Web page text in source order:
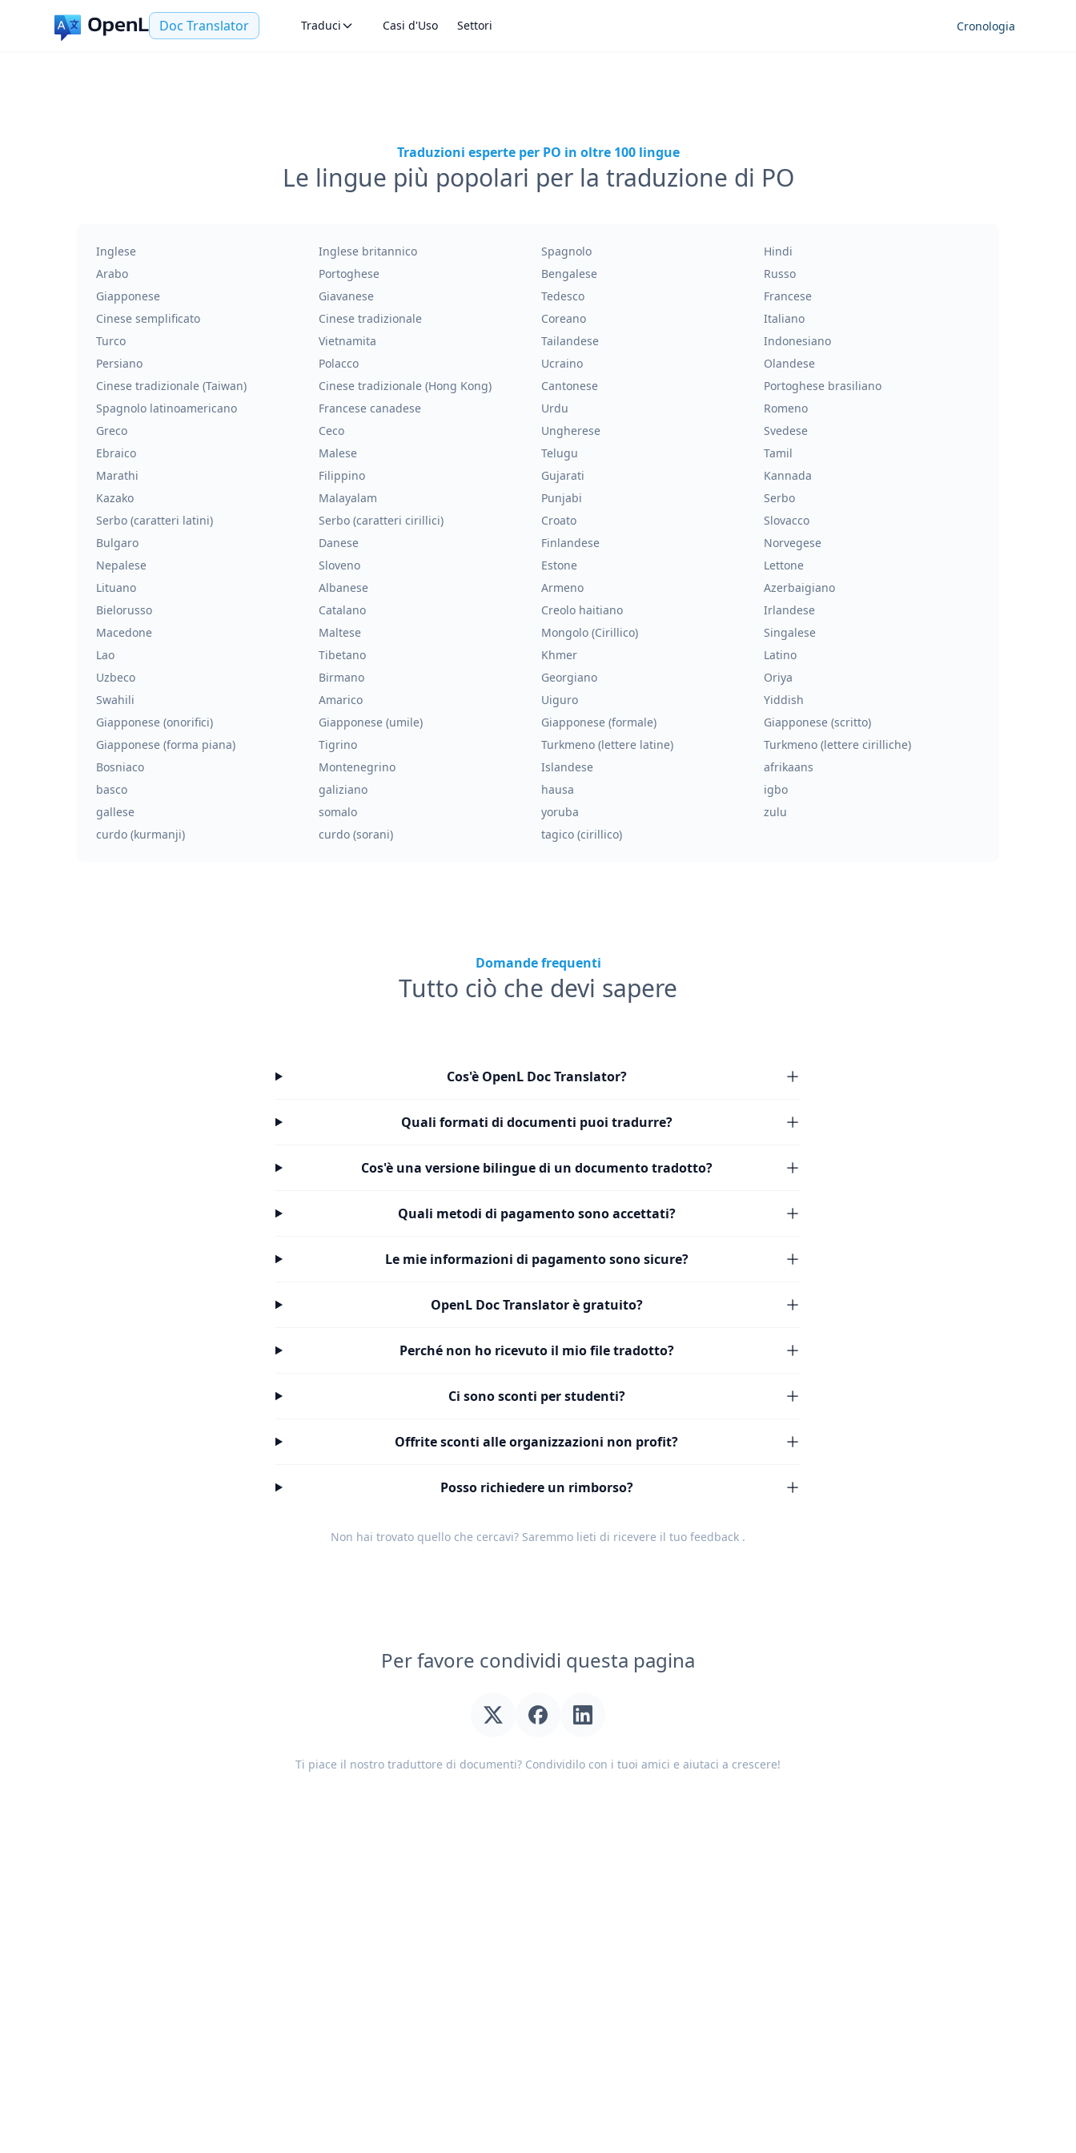
Doc Translator Traduci Casi d'Uso Settori Cronologia
Traduzioni esperte per PO in oltre 100 lingue
Le lingue più popolari per la traduzione di PO
Inglese Inglese britannico Spagnolo
Hindi
Arabo
Portoghese Bengalese
Russo
Giapponese
Giavanese Tedesco
Francese
Cinese semplificato
Cinese tradizionale Coreano
Italiano
Turco
Vietnamita Tailandese
Indonesiano
Persiano
Polacco Ucraino
Olandese
Cinese tradizionale (Taiwan)
Cinese tradizionale (Hong Kong) Cantonese
Portoghese brasiliano
Spagnolo latinoamericano
Francese canadese Urdu
Romeno
Greco
Ceco Ungherese
Svedese
Ebraico
Malese Telugu
Tamil
Marathi
Filippino Gujarati
Kannada
Kazako
Malayalam Punjabi
Serbo
Serbo (caratteri latini)
Serbo (caratteri cirillici) Croato
Slovacco
Bulgaro
Danese Finlandese
Norvegese
Nepalese
Sloveno Estone
Lettone
Lituano
Albanese Armeno
Azerbaigiano
Bielorusso
Catalano Creolo haitiano
Irlandese
Macedone
Maltese Mongolo (Cirillico)
Singalese
Lao
Tibetano Khmer
Latino
Uzbeco
Birmano Georgiano
Oriya
Swahili
Amarico Uiguro
Yiddish
Giapponese (onorifici)
Giapponese (umile) Giapponese (formale)
Giapponese (scritto)
Giapponese (forma piana)
Tigrino Turkmeno (lettere latine)
Turkmeno (lettere cirilliche)
Bosniaco
Montenegrino Islandese
afrikaans
basco
galiziano hausa
igbo
gallese
somalo yoruba
zulu
curdo (kurmanji)
curdo (sorani) tagico (cirillico)
Domande frequenti
Tutto ciò che devi sapere
Cos'è OpenL Doc Translator?
Quali formati di documenti puoi tradurre?
Cos'è una versione bilingue di un documento tradotto?
Quali metodi di pagamento sono accettati?
Le mie informazioni di pagamento sono sicure?
OpenL Doc Translator è gratuito?
Perché non ho ricevuto il mio file tradotto?
Ci sono sconti per studenti?
Offrite sconti alle organizzazioni non profit?
Posso richiedere un rimborso?
Non hai trovato quello che cercavi? Saremmo lieti di ricevere il tuo feedback .
Per favore condividi questa pagina
Ti piace il nostro traduttore di documenti? Condividilo con i tuoi amici e aiutaci a crescere!